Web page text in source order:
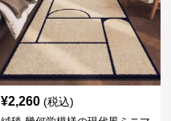
¥2,260 (税込)